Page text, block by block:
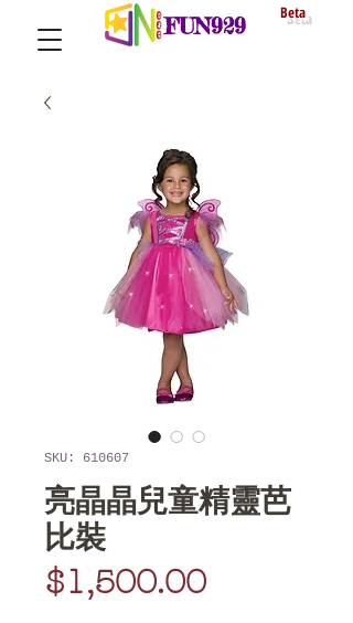
FUN929 Beta
SKU: 610607
亮晶晶兒童精靈芭
比裝
$1,500.00Price